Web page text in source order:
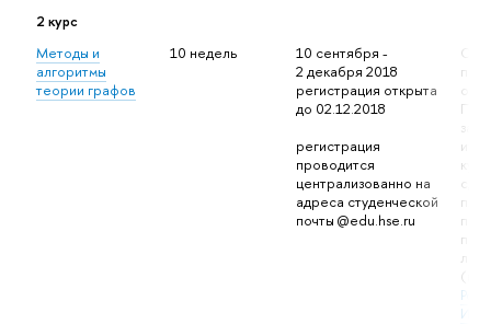
2 курс
Методы и
алгоритмы
теории графов
10 недель
10 сентября -
2 декабря 2018
регистрация открыта
до 02.12.2018
регистрация
проводится
централизованно на
адреса студенческой
почты @edu.hse.ru